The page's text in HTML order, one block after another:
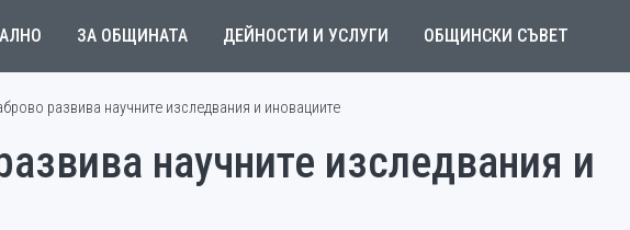
ЗА ОБЩИНАТА ДЕЙНОСТИ И УСЛУГИ ОБЩИНСКИ СЪВЕТ
развива научните изследвания и иновациите
научните изследвания и